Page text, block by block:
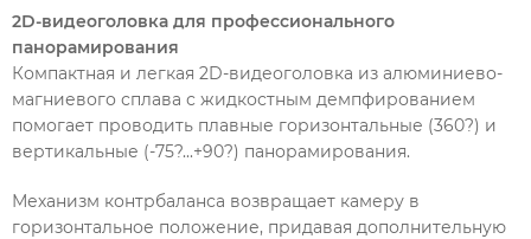
2D-видеоголовка для профессионального
панорамирования
Компактная и легкая 2D-видеоголовка из алюминиево-
магниевого сплава с жидкостным демпфированием
помогает проводить плавные горизонтальные (360?) и
вертикальные (-75?...+90?) панорамирования.
Механизм контрбаланса возвращает камеру в
горизонтальное положение, придавая дополнительную